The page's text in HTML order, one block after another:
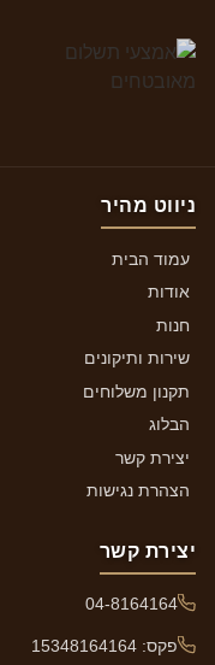
ניווט מהיר
עמוד הבית
אודות
חנות
שירות ותיקונים
תקנון משלוחים
הבלוג
יצירת קשר
הצהרת נגישות
יצירת קשר
04-8164164
פקס: 15348164164